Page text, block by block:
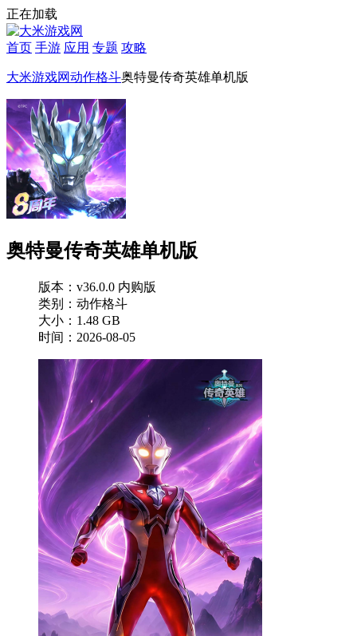
正在加载
首页 手游 应用 专题 攻略
大米游戏网动作格斗奥特曼传奇英雄单机版
奥特曼传奇英雄单机版
版本：v36.0.0 内购版
类别：动作格斗
大小：1.48 GB
时间：2026-08-05